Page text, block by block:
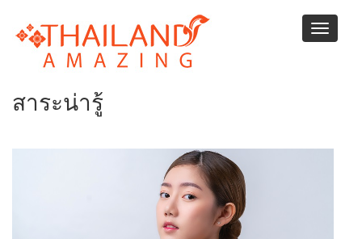
Toggle
สาระน่ารู้